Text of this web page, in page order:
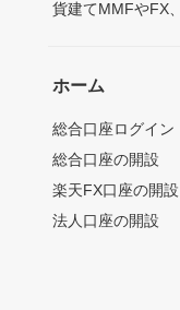
貨建てMMFやFX
ホーム
総合口座ログイン
総合口座の開設
楽天FX口座の開設
法人口座の開設